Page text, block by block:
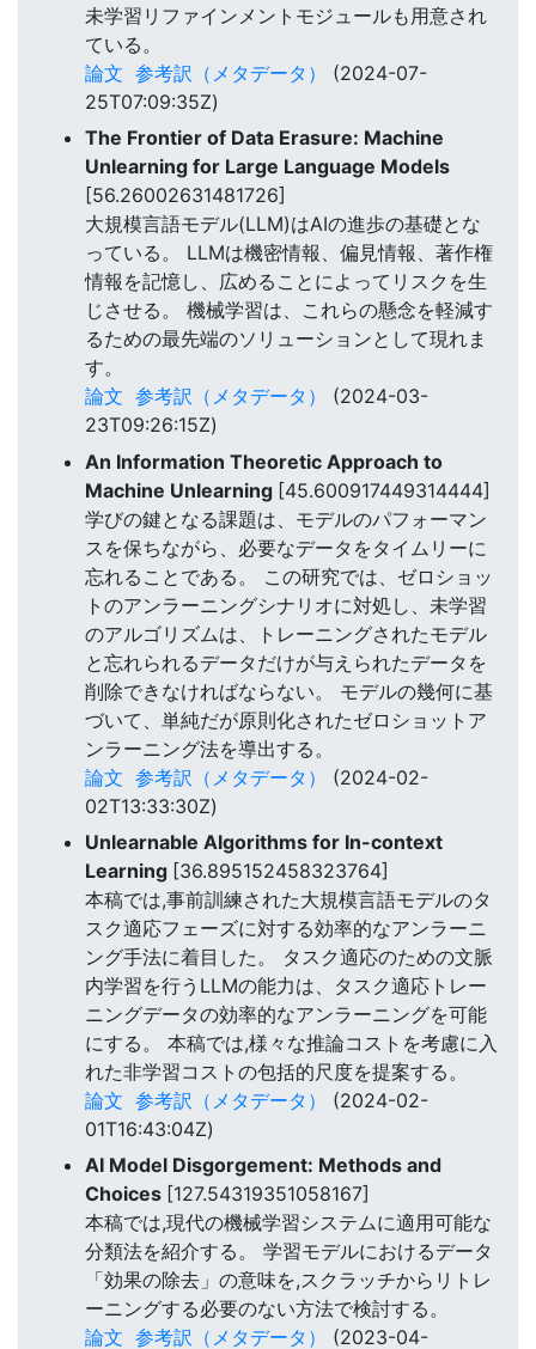
未学習リファインメントモジュールも用意され
ている。
論文 参考訳（メタデータ）
(2024-07-
25T07:09:35Z)
The Frontier of Data Erasure: Machine
Unlearning for Large Language Models
[56.26002631481726]
大規模言語モデル(LLM)はAIの進歩の基礎とな
っている。 LLMは機密情報、偏見情報、著作権
情報を記憶し、広めることによってリスクを生
じさせる。 機械学習は、これらの懸念を軽減す
るための最先端のソリューションとして現れま
す。
論文 参考訳（メタデータ）
(2024-03-
23T09:26:15Z)
An Information Theoretic Approach to
Machine Unlearning [45.600917449314444]
学びの鍵となる課題は、モデルのパフォーマン
スを保ちながら、必要なデータをタイムリーに
忘れることである。 この研究では、ゼロショッ
トのアンラーニングシナリオに対処し、未学習
のアルゴリズムは、トレーニングされたモデル
と忘れられるデータだけが与えられたデータを
削除できなければならない。 モデルの幾何に基
づいて、単純だが原則化されたゼロショットア
ンラーニング法を導出する。
論文 参考訳（メタデータ）
(2024-02-
02T13:33:30Z)
Unlearnable Algorithms for In-context
Learning [36.895152458323764]
本稿では,事前訓練された大規模言語モデルのタ
スク適応フェーズに対する効率的なアンラーニ
ング手法に着目した。 タスク適応のための文脈
内学習を行うLLMの能力は、タスク適応トレー
ニングデータの効率的なアンラーニングを可能
にする。 本稿では,様々な推論コストを考慮に入
れた非学習コストの包括的尺度を提案する。
論文 参考訳（メタデータ）
(2024-02-
01T16:43:04Z)
AI Model Disgorgement: Methods and
Choices [127.54319351058167]
本稿では,現代の機械学習システムに適用可能な
分類法を紹介する。 学習モデルにおけるデータ
「効果の除去」の意味を,スクラッチからリトレ
ーニングする必要のない方法で検討する。
論文 参考訳（メタデータ）
(2023-04-